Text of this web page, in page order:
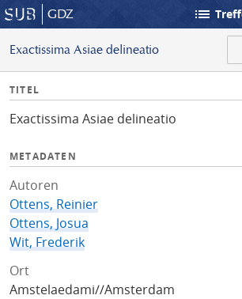
GDZ list
Exactissima Asiae delineatio
I
f
TITEL
Exactissima Asiae delineatio
METADATEN
Autoren
Ottens, Reinier
Ottens, Josua
Wit, Frederik
Ort
Amstelaedami//Amsterdam